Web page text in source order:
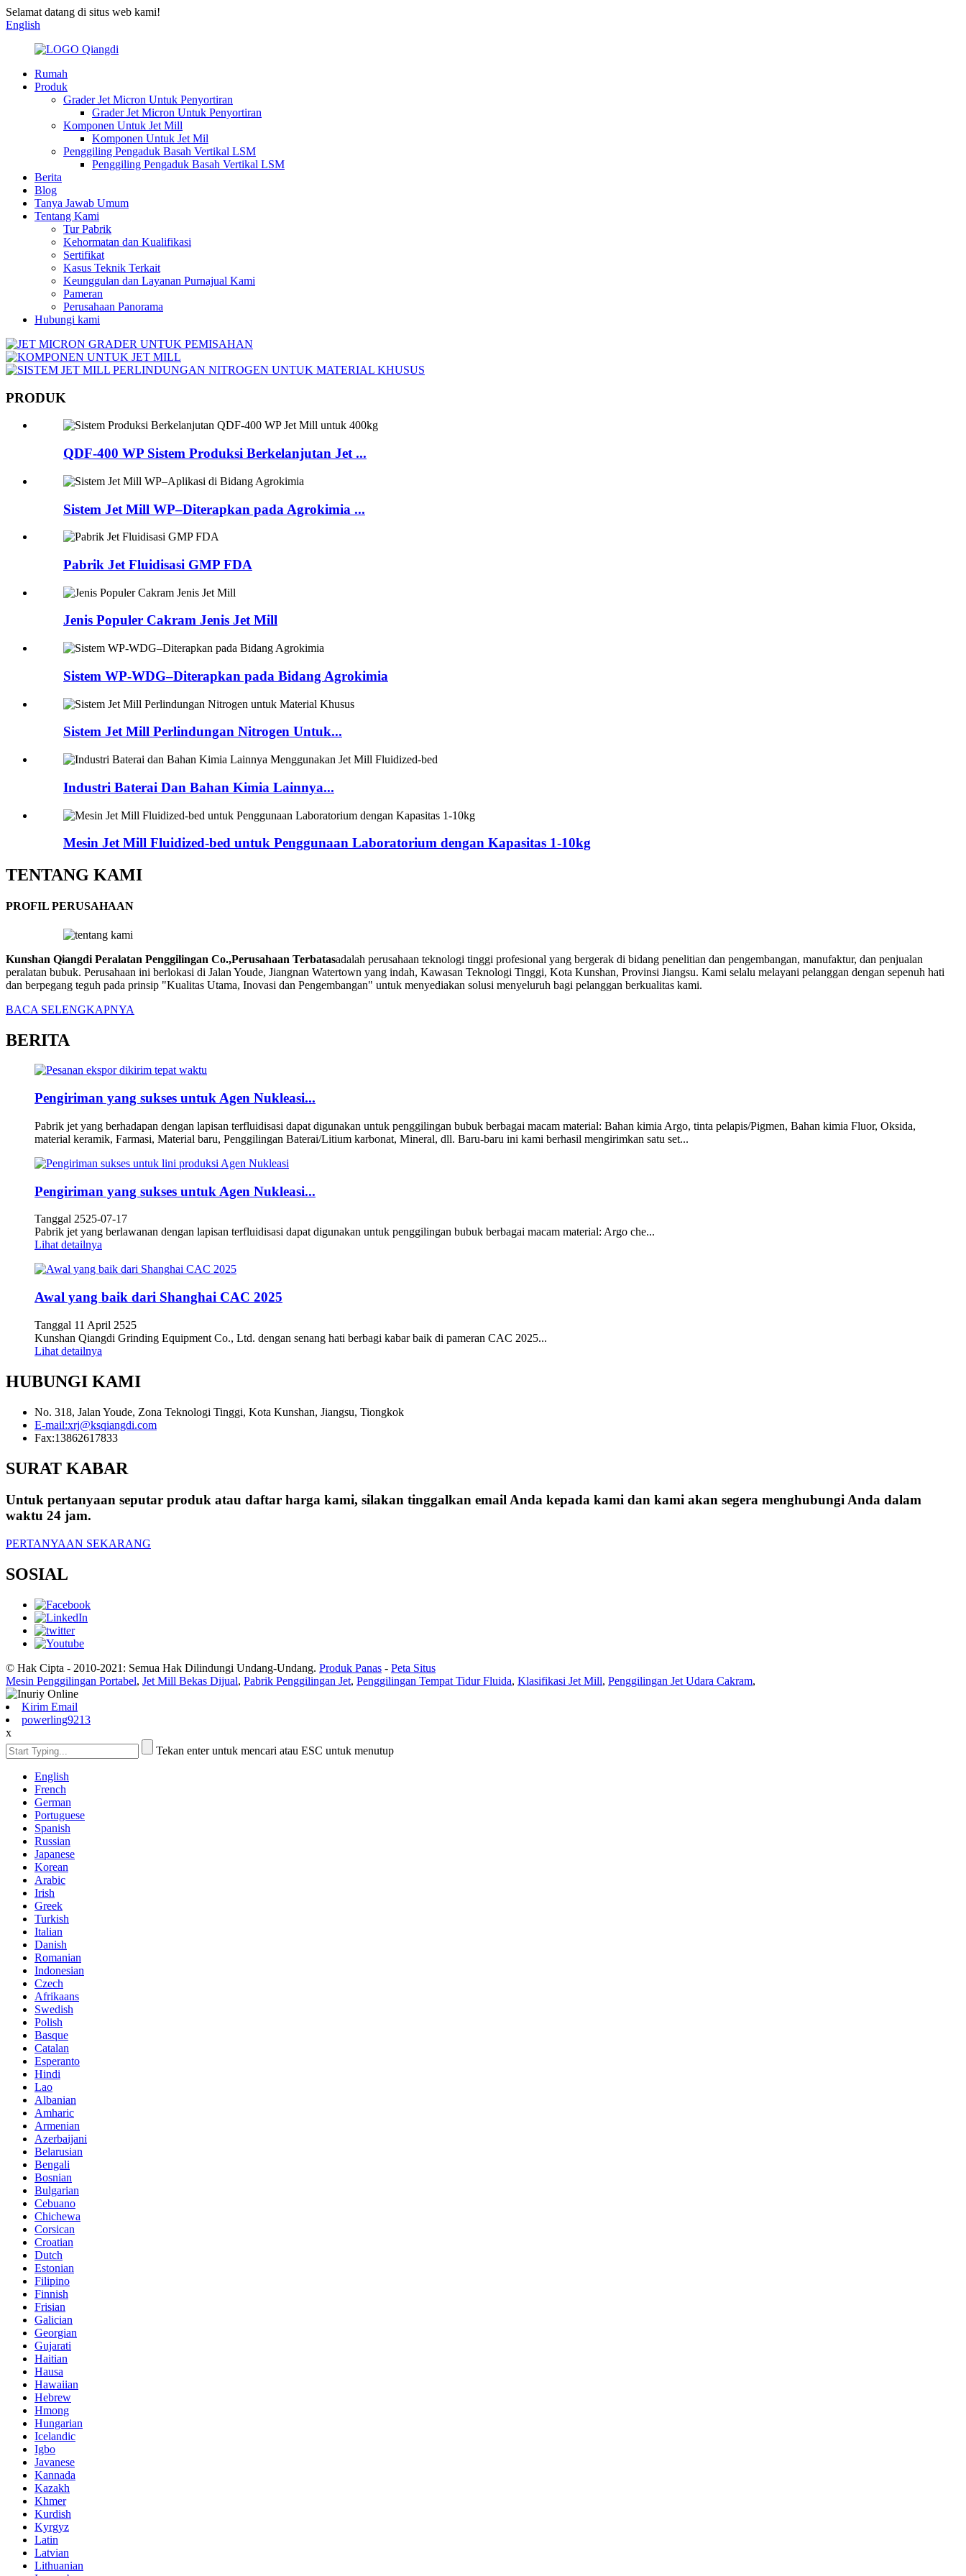
Selamat datang di situs web kami!
English
Rumah
Produk
Grader Jet Micron Untuk Penyortiran
Grader Jet Micron Untuk Penyortiran
Komponen Untuk Jet Mill
Komponen Untuk Jet Mil
Penggiling Pengaduk Basah Vertikal LSM
Penggiling Pengaduk Basah Vertikal LSM
Berita
Blog
Tanya Jawab Umum
Tentang Kami
Tur Pabrik
Kehormatan dan Kualifikasi
Sertifikat
Kasus Teknik Terkait
Keunggulan dan Layanan Purnajual Kami
Pameran
Perusahaan Panorama
Hubungi kami
PRODUK
QDF-400 WP Sistem Produksi Berkelanjutan Jet ...
Sistem Jet Mill WP–Diterapkan pada Agrokimia ...
Pabrik Jet Fluidisasi GMP FDA
Jenis Populer Cakram Jenis Jet Mill
Sistem WP-WDG–Diterapkan pada Bidang Agrokimia
Sistem Jet Mill Perlindungan Nitrogen Untuk...
Industri Baterai Dan Bahan Kimia Lainnya...
Mesin Jet Mill Fluidized-bed untuk Penggunaan Laboratorium dengan Kapasitas 1-10kg
TENTANG KAMI
PROFIL PERUSAHAAN
Kunshan Qiangdi Peralatan Penggilingan Co.,Perusahaan Terbatasadalah perusahaan teknologi tinggi profesional yang bergerak di bidang penelitian dan pengembangan, manufaktur, dan penjualan
peralatan bubuk. Perusahaan ini berlokasi di Jalan Youde, Jiangnan Watertown yang indah, Kawasan Teknologi Tinggi, Kota Kunshan, Provinsi Jiangsu. Kami selalu melayani pelanggan dengan sepenuh hati
dan berpegang teguh pada prinsip "Kualitas Utama, Inovasi dan Pengembangan" untuk menyediakan solusi menyeluruh bagi pelanggan berkualitas kami.
BACA SELENGKAPNYA
BERITA
Pengiriman yang sukses untuk Agen Nukleasi...
Pabrik jet yang berhadapan dengan lapisan terfluidisasi dapat digunakan untuk penggilingan bubuk berbagai macam material: Bahan kimia Argo, tinta pelapis/Pigmen, Bahan kimia Fluor, Oksida,
material keramik, Farmasi, Material baru, Penggilingan Baterai/Litium karbonat, Mineral, dll. Baru-baru ini kami berhasil mengirimkan satu set...
Pengiriman yang sukses untuk Agen Nukleasi...
Tanggal 2525-07-17
Pabrik jet yang berlawanan dengan lapisan terfluidisasi dapat digunakan untuk penggilingan bubuk berbagai macam material: Argo che...
Lihat detailnya
Awal yang baik dari Shanghai CAC 2025
Tanggal 11 April 2525
Kunshan Qiangdi Grinding Equipment Co., Ltd. dengan senang hati berbagi kabar baik di pameran CAC 2025...
Lihat detailnya
HUBUNGI KAMI
No. 318, Jalan Youde, Zona Teknologi Tinggi, Kota Kunshan, Jiangsu, Tiongkok
E-mail:xrj@ksqiangdi.com
Fax:13862617833
SURAT KABAR
Untuk pertanyaan seputar produk atau daftar harga kami, silakan tinggalkan email Anda kepada kami dan kami akan segera menghubungi Anda dalam
waktu 24 jam.
PERTANYAAN SEKARANG
SOSIAL
© Hak Cipta - 2010-2021: Semua Hak Dilindungi Undang-Undang. Produk Panas - Peta Situs
Mesin Penggilingan Portabel, Jet Mill Bekas Dijual, Pabrik Penggilingan Jet, Penggilingan Tempat Tidur Fluida, Klasifikasi Jet Mill, Penggilingan Jet Udara Cakram,
Kirim Email
powerling9213
x
Tekan enter untuk mencari atau ESC untuk menutup
English
French
German
Portuguese
Spanish
Russian
Japanese
Korean
Arabic
Irish
Greek
Turkish
Italian
Danish
Romanian
Indonesian
Czech
Afrikaans
Swedish
Polish
Basque
Catalan
Esperanto
Hindi
Lao
Albanian
Amharic
Armenian
Azerbaijani
Belarusian
Bengali
Bosnian
Bulgarian
Cebuano
Chichewa
Corsican
Croatian
Dutch
Estonian
Filipino
Finnish
Frisian
Galician
Georgian
Gujarati
Haitian
Hausa
Hawaiian
Hebrew
Hmong
Hungarian
Icelandic
Igbo
Javanese
Kannada
Kazakh
Khmer
Kurdish
Kyrgyz
Latin
Latvian
Lithuanian